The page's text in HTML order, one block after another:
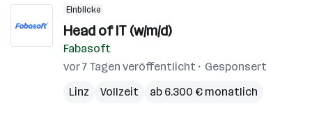
Einblicke
Head of IT (w/m/d)
Fabasoft
vor 7 Tagen veröffentlicht
Gesponsert
Linz
Vollzeit ab 6.300 € monatlich